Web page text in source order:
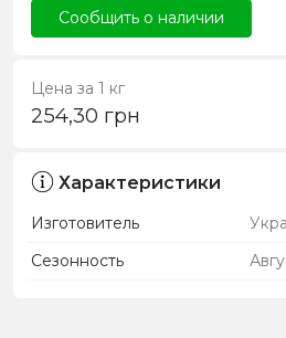
Сообщить о наличии
Цена за 1 кг
254,30 грн
Характеристики
Изготовитель
Сезонность